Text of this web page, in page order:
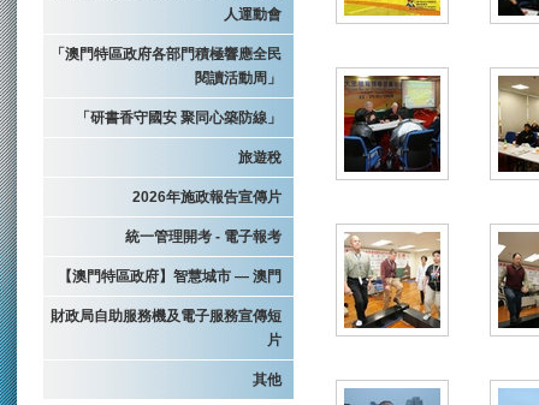
人運動會
「澳門特區政府各部門積極響應全民
閱讀活動周」
「研書香守國安 聚同心築防線」
旅遊稅
2026年施政報告宣傳片
統一管理開考 - 電子報考
【澳門特區政府】智慧城市 — 澳門
財政局自助服務機及電子服務宣傳短
片
其他